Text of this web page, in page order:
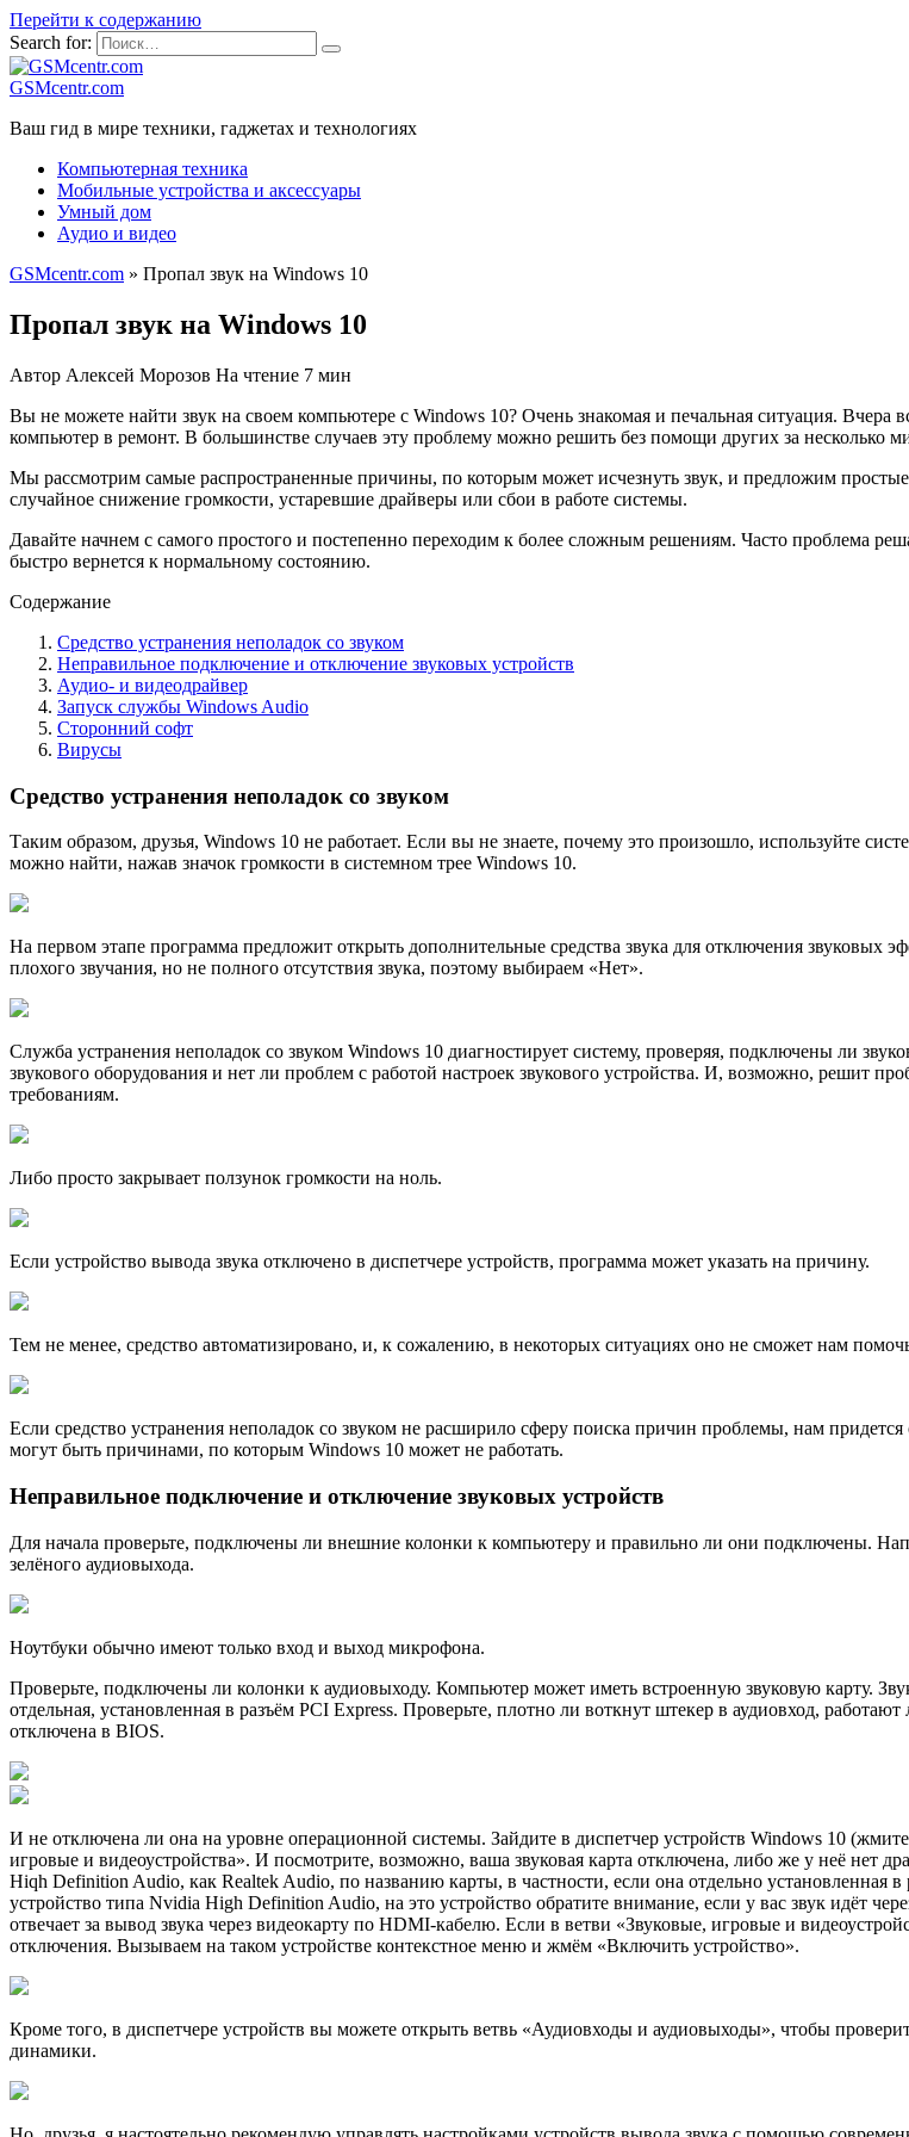
Перейти к содержанию
Search for:
GSMcentr.com
Ваш гид в мире техники, гаджетах и технологиях
Компьютерная техника
Мобильные устройства и аксессуары
Умный дом
Аудио и видео
GSMcentr.com » Пропал звук на Windows 10
Пропал звук на Windows 10
Автор Алексей Морозов На чтение 7 мин
Вы не можете найти звук на своем компьютере с Windows 10? Очень знакомая и печальная ситуация. Вчера
компьютер в ремонт. В большинстве случаев эту проблему можно решить без помощи других за несколько
Мы рассмотрим самые распространенные причины, по которым может исчезнуть звук, и предложим
случайное снижение громкости, устаревшие драйверы или сбои в работе системы.
Давайте начнем с самого простого и постепенно переходим к более сложным решениям. Часто проблема
быстро вернется к нормальному состоянию.
Содержание
Средство устранения неполадок со звуком
Неправильное подключение и отключение звуковых устройств
Аудио- и видеодрайвер
Запуск службы Windows Audio
Сторонний софт
Вирусы
Средство устранения неполадок со звуком
Таким образом, друзья, Windows 10 не работает. Если вы не знаете, почему это произошло, используйте
можно найти, нажав значок громкости в системном трее Windows 10.
На первом этапе программа предложит открыть дополнительные средства звука для отключения
плохого звучания, но не полного отсутствия звука, поэтому выбираем «Нет».
Служба устранения неполадок со звуком Windows 10 диагностирует систему, проверяя, подключены ли
звукового оборудования и нет ли проблем с работой настроек звукового устройства. И, возможно, решит
требованиям.
Либо просто закрывает ползунок громкости на ноль.
Если устройство вывода звука отключено в диспетчере устройств, программа может указать на причину.
Тем не менее, средство автоматизировано, и, к сожалению, в некоторых ситуациях оно не сможет нам
Если средство устранения неполадок со звуком не расширило сферу поиска причин проблемы, нам
могут быть причинами, по которым Windows 10 может не работать.
Неправильное подключение и отключение звуковых устройств
Для начала проверьте, подключены ли внешние колонки к компьютеру и правильно ли они подключены.
зелёного аудиовыхода.
Ноутбуки обычно имеют только вход и выход микрофона.
Проверьте, подключены ли колонки к аудиовыходу. Компьютер может иметь встроенную звуковую карту.
отдельная, установленная в разъём PCI Express. Проверьте, плотно ли воткнут штекер в аудиовход,
отключена в BIOS.
И не отключена ли она на уровне операционной системы. Зайдите в диспетчер устройств Windows 10
игровые и видеоустройства». И посмотрите, возможно, ваша звуковая карта отключена, либо же у неё нет
Hiqh Definition Audio, как Realtek Audio, по названию карты, в частности, если она отдельно установленная
устройство типа Nvidia High Definition Audio, на это устройство обратите внимание, если у вас звук идёт
отвечает за вывод звука через видеокарту по HDMI-кабелю. Если в ветви «Звуковые, игровые и
отключения. Вызываем на таком устройстве контекстное меню и жмём «Включить устройство».
Кроме того, в диспетчере устройств вы можете открыть ветвь «Аудиовходы и аудиовыходы», чтобы
динамики.